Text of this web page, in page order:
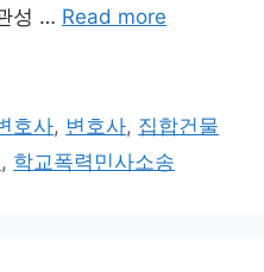
성 … Read more
호사, 변호사, 집합건물
, 학교폭력민사소송